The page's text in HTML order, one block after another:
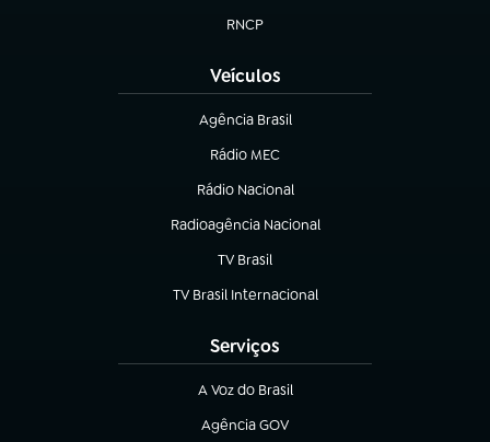
RNCP
(abre em nova aba)
Veículos
Agência Brasil
(abre em nova aba)
Rádio MEC
(abre em nova aba)
Rádio Nacional
Radioagência Nacional
(abre em nova aba)
TV Brasil
(abre em nova aba)
TV Brasil Internacional
(abre em nova aba)
Serviços
A Voz do Brasil
(abre em nova aba)
Agência GOV
(abre em nova aba)